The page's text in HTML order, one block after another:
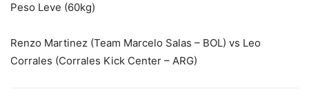
Peso Leve (60kg)
Renzo Martinez (Team Marcelo Salas – BOL) vs Leo
Corrales (Corrales Kick Center – ARG)